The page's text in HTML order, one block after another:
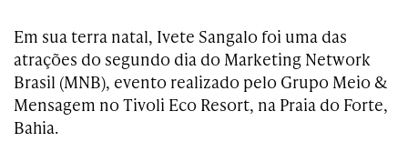
Em sua terra natal, Ivete Sangalo foi uma das
atrações do segundo dia do Marketing Network
Brasil (MNB), evento realizado pelo Grupo Meio &
Mensagem no Tivoli Eco Resort, na Praia do Forte,
Bahia.